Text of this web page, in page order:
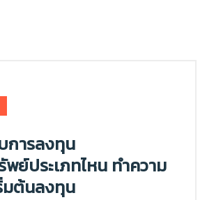
การลงทุน
ย์ประเภทไหน ทำความ
มต้นลงทุน